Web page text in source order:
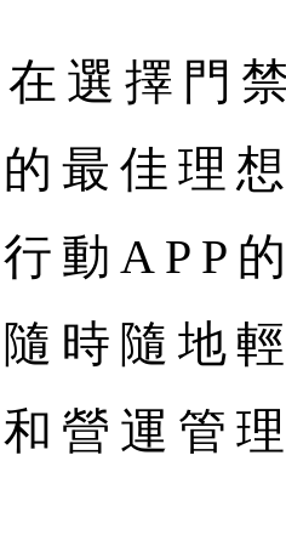
選擇門
最佳理
動APP
時隨地
營運管